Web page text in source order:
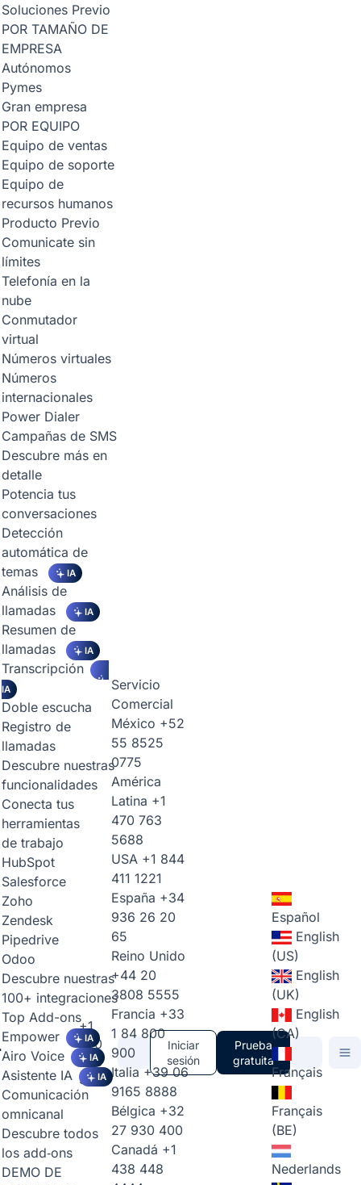
Soluciones Previo
POR TAMAÑO DE
EMPRESA
Autónomos
Pymes
Gran empresa
POR EQUIPO
Equipo de ventas
Equipo de soporte
Equipo de
recursos humanos
Producto Previo
Comunicate sin
límites
Telefonía en la
nube
Conmutador
virtual
Números virtuales
Números
internacionales
Power Dialer
Campañas de SMS
Descubre más en
detalle
Potencia tus
conversaciones
Detección
automática de
temas
IA
Análisis de
llamadas
IA
Resumen de
llamadas
IA
Transcripción
IA
Doble escucha
Registro de
llamadas
Descubre nuestras
funcionalidades
Conecta tus
herramientas
de trabajo
HubSpot
Salesforce
Zoho
Zendesk
Pipedrive
Odoo
Descubre nuestras
100+ integraciones
Top Add-ons
Empower
IA
Airo Voice IA
Asistente IA IA
Comunicación
omnicanal
Descubre todos
los add‑ons
DEMO DE
+1
470
763
5688
Servicio
Comercial
México +52
55 8525
0775
América
Latina +1
470 763
5688
USA +1 844
411 1221
España +34
936 26 20
65
Reino Unido
+44 20
3808 5555
Francia +33
1 84 800
900
Italia +39 06
9165 8888
Bélgica +32
27 930 400
Canadá +1
438 448
Iniciar
sesión
Prueba
gratuita
Español
English
(US)
English
(UK)
English
(CA)
Français
Français
(BE)
Nederlands